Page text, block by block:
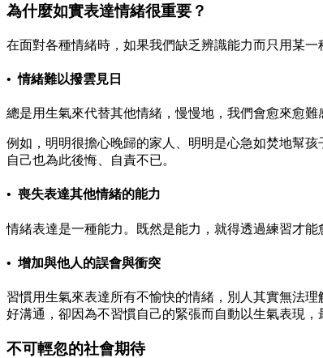
為什麼如實表達情緒很重要？
在面對各種情緒時，如果我們缺乏辨識能力而只用某
• 情緒難以撥雲見日
總是用生氣來代替其他情緒，慢慢地，我們會愈來愈
例如，明明很擔心晚歸的家人、明明是心急如焚地幫
自己也為此後悔、自責不已。
• 喪失表達其他情緒的能力
情緒表達是一種能力。既然是能力，就得透過練習才
• 增加與他人的誤會與衝突
習慣用生氣來表達所有不愉快的情緒，別人其實無法
好溝通，卻因為不習慣自己的緊張而自動以生氣表現，
不可輕忽的社會期待